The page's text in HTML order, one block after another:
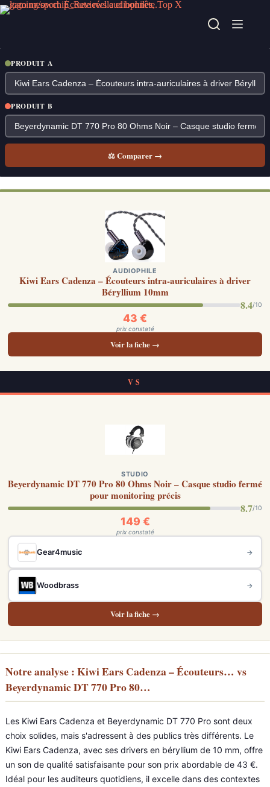
Passer
au
PRODUIT A
PRODUIT B
⚖ Comparer →
AUDIOPHILE
Kiwi Ears Cadenza – Écouteurs intra-auriculaires à driver
Béryllium 10mm
8.4/10
43 €
prix constaté
Voir la fiche →
VS
STUDIO
Beyerdynamic DT 770 Pro 80 Ohms Noir – Casque studio fermé
pour monitoring précis
8.7/10
149 €
prix constaté
Gear4music →
Woodbrass →
Voir la fiche →
Notre analyse : Kiwi Ears Cadenza – Écouteurs… vs
Beyerdynamic DT 770 Pro 80…
Les Kiwi Ears Cadenza et Beyerdynamic DT 770 Pro sont deux
choix solides, mais s'adressent à des publics très différents. Le
Kiwi Ears Cadenza, avec ses drivers en béryllium de 10 mm, offre
un son de qualité satisfaisante pour son prix abordable de 43 €.
Idéal pour les auditeurs quotidiens, il excelle dans des contextes